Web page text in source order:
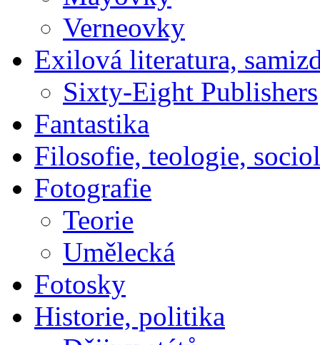
Verneovky
Exilová literatura,
Sixty-Eight Publishers
Fantastika
Filosofie, teologie,
Fotografie
Teorie
Umělecká
Fotosky
Historie, politika